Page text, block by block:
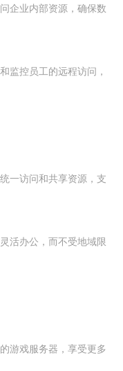
企业内部资源，确保数
监控员工的远程访问，
一访问和共享资源，支
活办公，而不受地域限
游戏服务器，享受更多